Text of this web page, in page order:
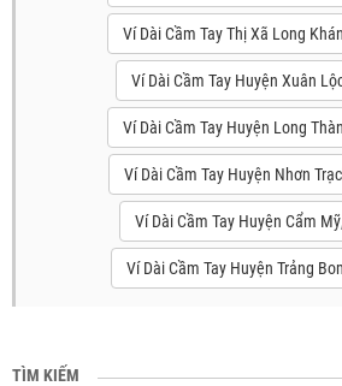
Ví Dài Cầm Tay Thị Xã Long
Ví Dài Cầm Tay Huyện Xuân
Ví Dài Cầm Tay Huyện Long
Ví Dài Cầm Tay Huyện Nhơn
Ví Dài Cầm Tay Huyện Cẩm
Ví Dài Cầm Tay Huyện Trảng
TÌM KIẾM